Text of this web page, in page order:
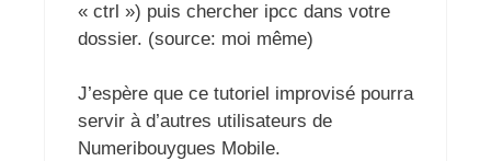
« ctrl ») puis chercher ipcc dans votre
dossier. (source: moi même)
J’espère que ce tutoriel improvisé pourra
servir à d’autres utilisateurs de
Numeribouygues Mobile.